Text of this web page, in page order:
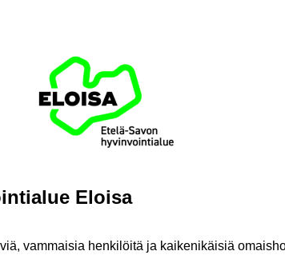
Eloi­sa
vam­mai­sia hen­ki­löi­tä ja kai­ke­ni­käi­siä